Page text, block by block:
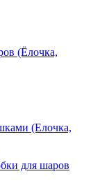
(Ёлочка,
(Елочка,
для шаров